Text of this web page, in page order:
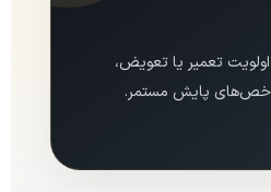
تعمیر یا تعویض،
شاخص‌های پایش مستمر.